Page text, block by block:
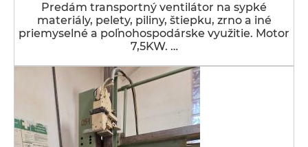
Predám transportný ventilátor na sypké
materiály, pelety, piliny, štiepku, zrno a iné
priemyselné a poľnohospodárske využitie. Motor
7,5KW. …